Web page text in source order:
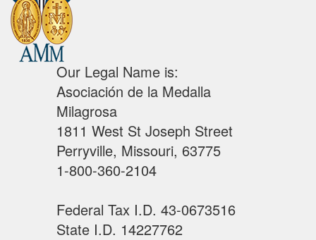
Our Legal Name is:
Asociación de la Medalla
Milagrosa
1811 West St Joseph Street
Perryville, Missouri, 63775
1-800-360-2104
Federal Tax I.D. 43-0673516
State I.D. 14227762